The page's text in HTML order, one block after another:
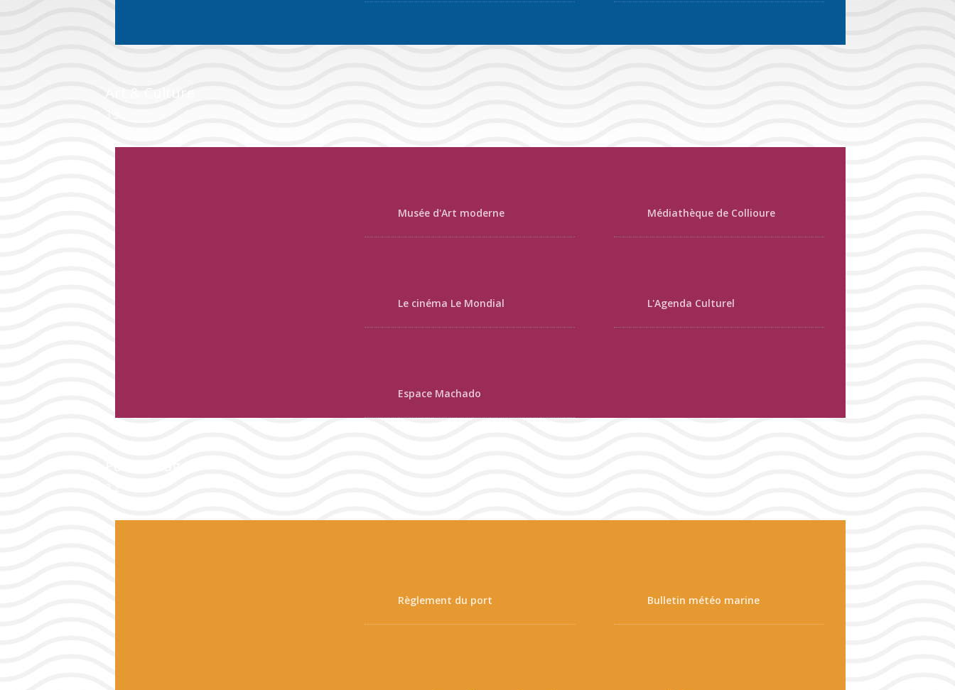
Musée d'Art moderne
Le cinéma Le Mondial
Espace Machado
Médiathèque de Collioure
L'Agenda Culturel
Règlement du port Bulletin météo marine